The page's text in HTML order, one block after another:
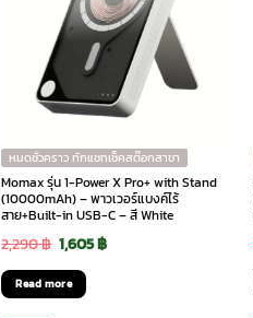
หมดชั่วคราว ทักแชทเช็คสต๊อกสาขา
Momax รุ่น 1-Power X Pro+ with Stand
(10000mAh) – พาวเวอร์แบงค์ไร้
สาย+Built-in USB-C – สี White
2,290฿ Original
price
was:
1,605฿Current
Read more